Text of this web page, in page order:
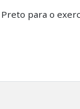
para o